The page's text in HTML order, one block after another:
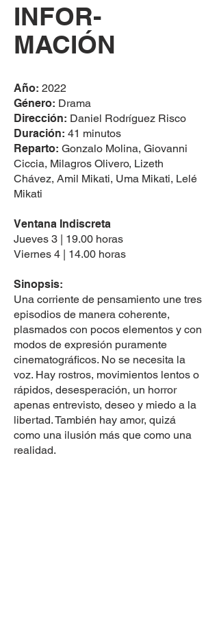
INFOR-
MACIÓN
Año: 2022
Género: Drama
Dirección: Daniel Rodríguez Risco
Duración: 41 minutos
Reparto: Gonzalo Molina, Giovanni
Ciccia, Milagros Olivero, Lizeth
Chávez, Amil Mikati, Uma Mikati, Lelé
Mikati
Ventana Indiscreta
Jueves 3 | 19.00 horas
Viernes 4 | 14.00 horas
Sinopsis:
Una corriente de pensamiento une tres
episodios de manera coherente,
plasmados con pocos elementos y con
modos de expresión puramente
cinematográficos. No se necesita la
voz. Hay rostros, movimientos lentos o
rápidos, desesperación, un horror
apenas entrevisto, deseo y miedo a la
libertad. También hay amor, quizá
como una ilusión más que como una
realidad.